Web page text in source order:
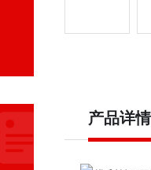
产品详情